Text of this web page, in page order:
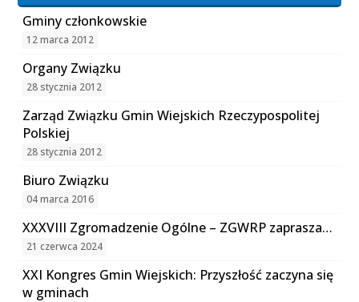
Gminy członkowskie
12 marca 2012
Organy Związku
28 stycznia 2012
Zarząd Związku Gmin Wiejskich Rzeczypospolitej
Polskiej
28 stycznia 2012
Biuro Związku
04 marca 2016
XXXVIII Zgromadzenie Ogólne – ZGWRP zaprasza…
21 czerwca 2024
XXI Kongres Gmin Wiejskich: Przyszłość zaczyna się
w gminach